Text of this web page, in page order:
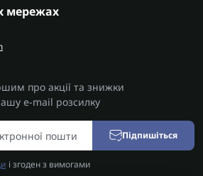
мережах
про акції та знижки
e-mail розсилку
Підпишіться
і згоден з вимогами